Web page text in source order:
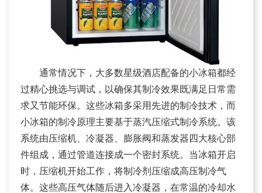
通常情况下，大多数星级酒店配备的小冰箱都经
过精心挑选与调试，以确保其制冷效果既满足日常需
求又节能环保。这些冰箱多采用先进的制冷技术，而
小冰箱的制冷原理主要基于蒸汽压缩式制冷系统。该
系统由压缩机、冷凝器、膨胀阀和蒸发器四大核心部
件组成，通过管道连接成一个密封系统。当冰箱开启
时，压缩机开始工作，将制冷剂压缩成高压制冷气
体。这些高压气体随后进入冷凝器，在常温的冷却水